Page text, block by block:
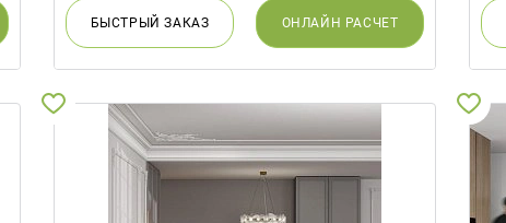
БЫСТРЫЙЗАКАЗ ОНЛАЙН РАСЧЕТ